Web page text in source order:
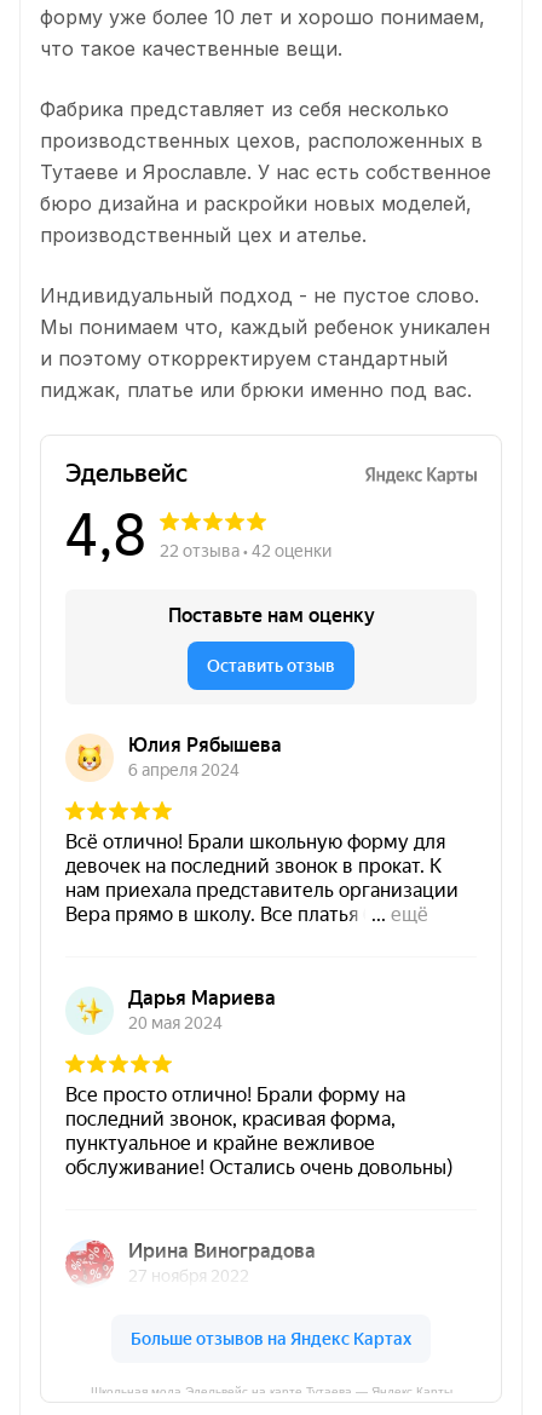
форму уже более 10 лет и хорошо понимаем,
что такое качественные вещи.
Фабрика представляет из себя несколько
производственных цехов, расположенных в
Тутаеве и Ярославле. У нас есть собственное
бюро дизайна и раскройки новых моделей,
производственный цех и ателье.
Индивидуальный подход - не пустое слово.
Мы понимаем что, каждый ребенок уникален
и поэтому откорректируем стандартный
пиджак, платье или брюки именно под вас.
Школьная мода Эдельвейс на карте Тутаева — Яндекс Карты